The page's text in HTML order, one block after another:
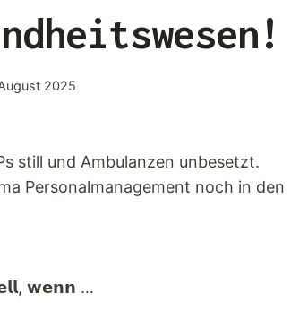
2025
still und Ambulanzen unbesetzt.
Personalmanagement noch in den
𝘄𝗲𝗻𝗻 …